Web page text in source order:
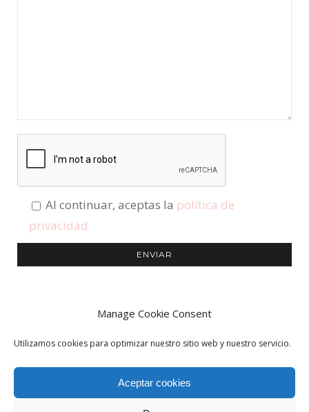
Manage Cookie Consent
Utilizamos cookies para optimizar nuestro sitio web y nuestro servicio.
Aceptar cookies
Al continuar, aceptas la política de
privacidad
web|Contacto|Diseño web en Tarragona